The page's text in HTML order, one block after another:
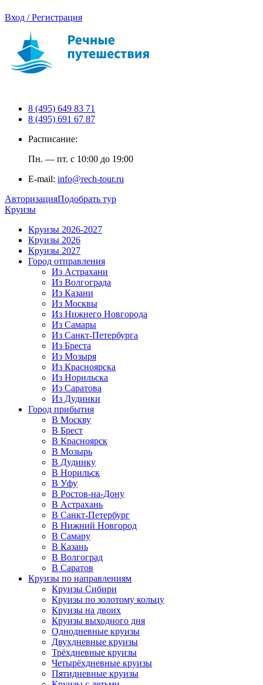
Вход / Регистрация
8 (495) 649 83 71
8 (495) 691 67 87
Расписание:
Пн. — пт. с 10:00 до 19:00
E-mail: info@rech-tour.ru
АвторизацияПодобрать тур
Круизы
Круизы 2026-2027
Круизы 2026
Круизы 2027
Город отправления
Из Астрахани
Из Волгограда
Из Казани
Из Москвы
Из Нижнего Новгорода
Из Самары
Из Санкт-Петербурга
Из Бреста
Из Мозыря
Из Красноярска
Из Норильска
Из Саратова
Из Дудинки
Город прибытия
В Москву
В Брест
В Красноярск
В Мозырь
В Дудинку
В Норильск
В Уфу
В Ростов-на-Дону
В Астрахань
В Санкт-Петербург
В Нижний Новгород
В Самару
В Казань
В Волгоград
В Саратов
Круизы по направлениям
Круизы Сибири
Круизы по золотому кольцу
Круизы на двоих
Круизы выходного дня
Однодневные круизы
Двухдневные круизы
Трёхдневные круизы
Четырёхдневные круизы
Пятидневные круизы